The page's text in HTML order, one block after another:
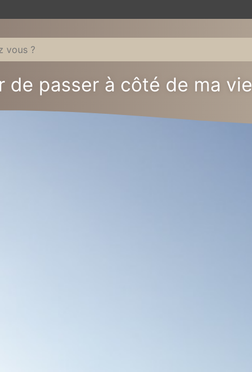
de passer à côté de ma vie